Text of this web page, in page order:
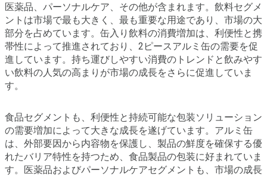
医薬品、パーソナルケア、その他が含まれます。飲料セグメ
ントは市場で最も大きく、最も重要な用途であり、市場の大
部分を占めています。缶入り飲料の消費増加は、利便性と携
帯性によって推進されており、2ピースアルミ缶の需要を促
進しています。持ち運びしやすい消費のトレンドと飲みやす
い飲料の人気の高まりが市場の成長をさらに促進していま
す。
食品セグメントも、利便性と持続可能な包装ソリューション
の需要増加によって大きな成長を遂げています。アルミ缶
は、外部要因から内容物を保護し、製品の鮮度を確保する優
れたバリア特性を持つため、食品製品の包装に好まれていま
す。医薬品およびパーソナルケアセグメントも、市場の成長